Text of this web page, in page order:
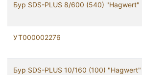
Бур SDS-PLUS 8/600 (540) "Hagwert"
УТ000002276
Бур SDS-PLUS 10/160 (100) "Hagwert"